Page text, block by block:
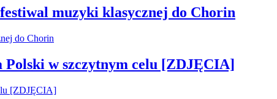
muzyki klasycznej do Chorin
Polski w szczytnym celu [ZDJĘCIA]